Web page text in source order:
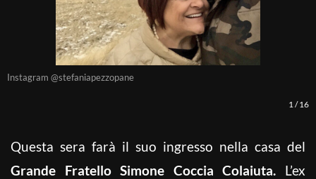
Instagram @stefaniapezzopane
1 /16
Questa sera farà il suo ingresso nella casa del
Grande Fratello Simone Coccia Colaiuta. L’ex